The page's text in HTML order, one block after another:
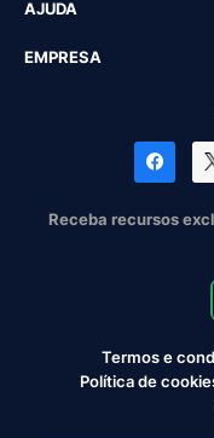
AJUDA
EMPRESA
Receba recursos
Termos e
Política de